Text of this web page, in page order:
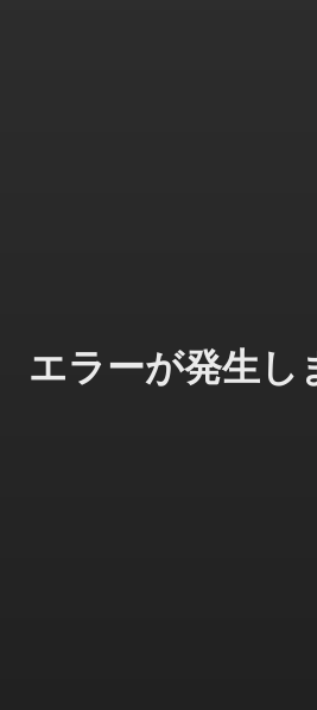
エラーが発生し